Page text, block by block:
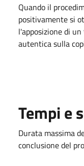
Quando il
positivamente si
l'apposizione di
autentica sulla
Tempi e
Durata massima
conclusione del